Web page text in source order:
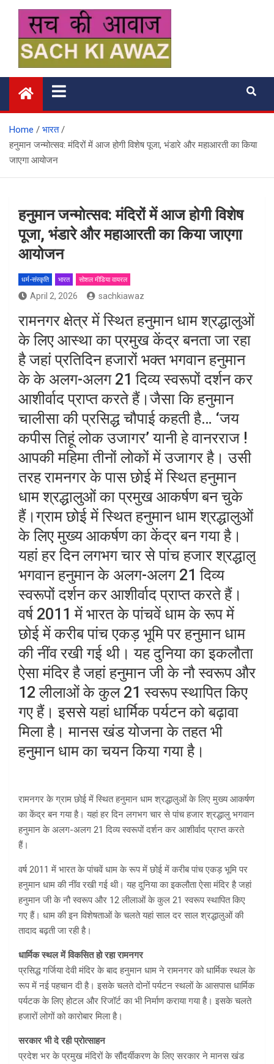
content
सच की आवाज
Home
भारत
हनुमान जन्मोत्सव: मंदिरों में आज होगी विशेष पूजा, भंडारे और महाआरती का किया
जाएगा आयोजन
हनुमान जन्मोत्सव: मंदिरों में आज होगी विशेष
पूजा, भंडारे और महाआरती का किया जाएगा
आयोजन
धर्म-संस्कृति भारत सोशल मीडिया वायरल
April 2, 2026 sachkiawaz
रामनगर क्षेत्र में स्थित हनुमान धाम श्रद्धालुओं
के लिए आस्था का प्रमुख केंद्र बनता जा रहा
है जहां प्रतिदिन हजारों भक्त भगवान हनुमान
के के अलग-अलग 21 दिव्य स्वरूपों दर्शन कर
आशीर्वाद प्राप्त करते हैं।जैसा कि हनुमान
चालीसा की प्रसिद्ध चौपाई कहती है… ‘जय
कपीस तिहूं लोक उजागर’ यानी हे वानरराज !
आपकी महिमा तीनों लोकों में उजागर है। उसी
तरह रामनगर के पास छोई में स्थित हनुमान
धाम श्रद्धालुओं का प्रमुख आकर्षण बन चुके
हैं।ग्राम छोई में स्थित हनुमान धाम श्रद्धालुओं
के लिए मुख्य आकर्षण का केंद्र बन गया है।
यहां हर दिन लगभग चार से पांच हजार श्रद्धालु
भगवान हनुमान के अलग-अलग 21 दिव्य
स्वरूपों दर्शन कर आशीर्वाद प्राप्त करते हैं।
वर्ष 2011 में भारत के पांचवें धाम के रूप में
छोई में करीब पांच एकड़ भूमि पर हनुमान धाम
की नींव रखी गई थी। यह दुनिया का इकलौता
ऐसा मंदिर है जहां हनुमान जी के नौ स्वरूप और
12 लीलाओं के कुल 21 स्वरूप स्थापित किए
गए हैं। इससे यहां धार्मिक पर्यटन को बढ़ावा
मिला है। मानस खंड योजना के तहत भी
हनुमान धाम का चयन किया गया है।
रामनगर के ग्राम छोई में स्थित हनुमान धाम श्रद्धालुओं के लिए मुख्य आकर्षण
का केंद्र बन गया है। यहां हर दिन लगभग चार से पांच हजार श्रद्धालु भगवान
हनुमान के अलग-अलग 21 दिव्य स्वरूपों दर्शन कर आशीर्वाद प्राप्त करते
हैं।
वर्ष 2011 में भारत के पांचवें धाम के रूप में छोई में करीब पांच एकड़ भूमि पर
हनुमान धाम की नींव रखी गई थी। यह दुनिया का इकलौता ऐसा मंदिर है जहां
हनुमान जी के नौ स्वरूप और 12 लीलाओं के कुल 21 स्वरूप स्थापित किए
गए हैं। धाम की इन विशेषताओं के चलते यहां साल दर साल श्रद्धालुओं की
तादाद बढ़ती जा रही है।
धार्मिक स्थल में विकसित हो रहा रामनगर
प्रसिद्ध गर्जिया देवी मंदिर के बाद हनुमान धाम ने रामनगर को धार्मिक स्थल के
रूप में नई पहचान दी है। इसके चलते दोनों पर्यटन स्थलों के आसपास धार्मिक
पर्यटक के लिए होटल और रिजॉर्ट का भी निर्माण कराया गया है। इसके चलते
हजारों लोगों को कारोबार मिला है।
सरकार भी दे रही प्रोत्साहन
प्रदेश भर के प्रमुख मंदिरों के सौंदर्यीकरण के लिए सरकार ने मानस खंड